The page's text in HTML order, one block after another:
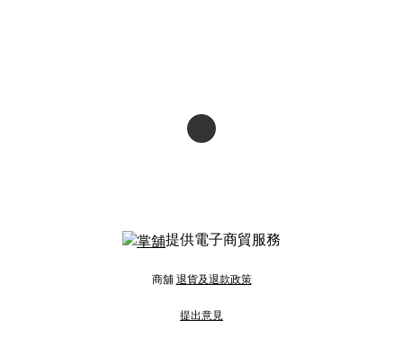
提供電子商貿服務
商舖 退貨及退款政策
提出意見